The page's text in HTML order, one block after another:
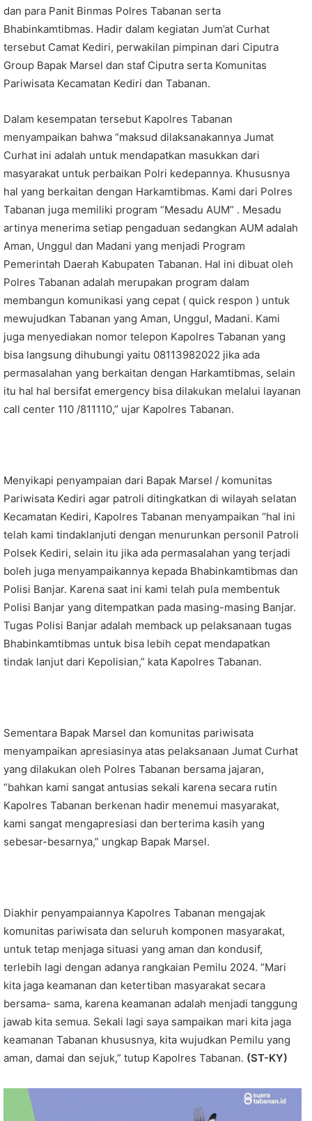
dan para Panit Binmas Polres Tabanan serta
Bhabinkamtibmas. Hadir dalam kegiatan Jum’at Curhat
tersebut Camat Kediri, perwakilan pimpinan dari Ciputra
Group Bapak Marsel dan staf Ciputra serta Komunitas
Pariwisata Kecamatan Kediri dan Tabanan.
Dalam kesempatan tersebut Kapolres Tabanan
menyampaikan bahwa “maksud dilaksanakannya Jumat
Curhat ini adalah untuk mendapatkan masukkan dari
masyarakat untuk perbaikan Polri kedepannya. Khususnya
hal yang berkaitan dengan Harkamtibmas. Kami dari Polres
Tabanan juga memiliki program “Mesadu AUM” . Mesadu
artinya menerima setiap pengaduan sedangkan AUM adalah
Aman, Unggul dan Madani yang menjadi Program
Pemerintah Daerah Kabupaten Tabanan. Hal ini dibuat oleh
Polres Tabanan adalah merupakan program dalam
membangun komunikasi yang cepat ( quick respon ) untuk
mewujudkan Tabanan yang Aman, Unggul, Madani. Kami
juga menyediakan nomor telepon Kapolres Tabanan yang
bisa langsung dihubungi yaitu 08113982022 jika ada
permasalahan yang berkaitan dengan Harkamtibmas, selain
itu hal hal bersifat emergency bisa dilakukan melalui layanan
call center 110 /811110,” ujar Kapolres Tabanan.
Menyikapi penyampaian dari Bapak Marsel / komunitas
Pariwisata Kediri agar patroli ditingkatkan di wilayah selatan
Kecamatan Kediri, Kapolres Tabanan menyampaikan “hal ini
telah kami tindaklanjuti dengan menurunkan personil Patroli
Polsek Kediri, selain itu jika ada permasalahan yang terjadi
boleh juga menyampaikannya kepada Bhabinkamtibmas dan
Polisi Banjar. Karena saat ini kami telah pula membentuk
Polisi Banjar yang ditempatkan pada masing-masing Banjar.
Tugas Polisi Banjar adalah memback up pelaksanaan tugas
Bhabinkamtibmas untuk bisa lebih cepat mendapatkan
tindak lanjut dari Kepolisian,” kata Kapolres Tabanan.
Sementara Bapak Marsel dan komunitas pariwisata
menyampaikan apresiasinya atas pelaksanaan Jumat Curhat
yang dilakukan oleh Polres Tabanan bersama jajaran,
“bahkan kami sangat antusias sekali karena secara rutin
Kapolres Tabanan berkenan hadir menemui masyarakat,
kami sangat mengapresiasi dan berterima kasih yang
sebesar-besarnya,” ungkap Bapak Marsel.
Diakhir penyampaiannya Kapolres Tabanan mengajak
komunitas pariwisata dan seluruh komponen masyarakat,
untuk tetap menjaga situasi yang aman dan kondusif,
terlebih lagi dengan adanya rangkaian Pemilu 2024. “Mari
kita jaga keamanan dan ketertiban masyarakat secara
bersama- sama, karena keamanan adalah menjadi tanggung
jawab kita semua. Sekali lagi saya sampaikan mari kita jaga
keamanan Tabanan khususnya, kita wujudkan Pemilu yang
aman, damai dan sejuk,” tutup Kapolres Tabanan. (ST-KY)